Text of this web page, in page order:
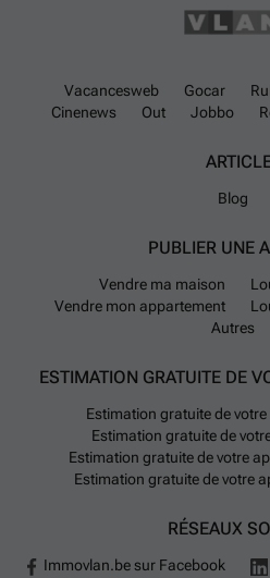
Vacancesweb Gocar
Cinenews
Out Jobbo
Blog
PUBLIER UNE
Vendre ma maison
Vendre mon appartement
Autres
ESTIMATION GRATUITE DE
Estimation gratuite de
Estimation gratuite de
Estimation gratuite de votre
Estimation gratuite de votre
RÉSEAUX
Immovlan.be sur Facebook